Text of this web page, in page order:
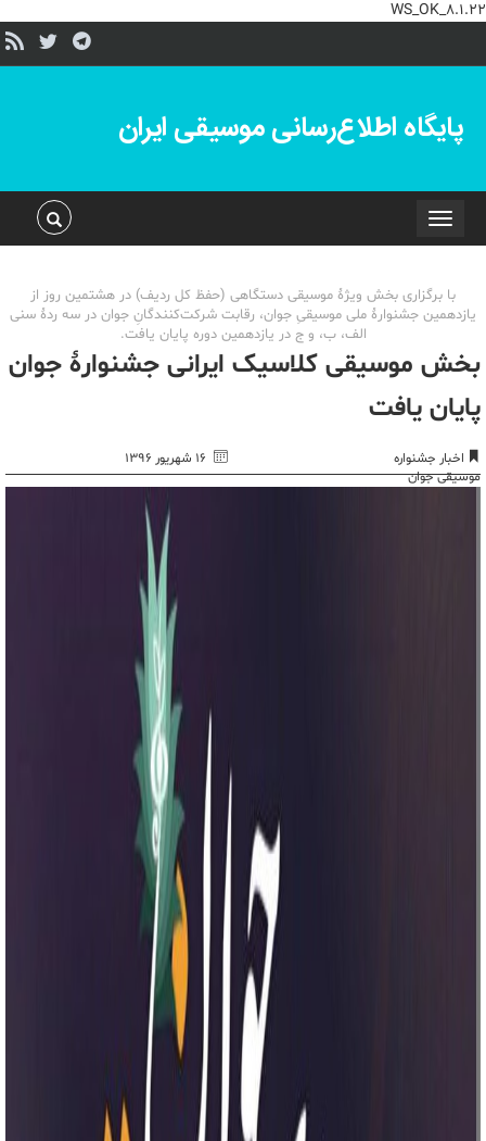
WS_OK_8.1.22
پایگاه اطلاع‌رسانی موسیقی ایران
Toggle
navigation
با برگزاری بخش ویژۀ موسیقی دستگاهی (حفظ کل ردیف) در هشتمین روز از
یازدهمین جشنوارۀ ملی موسیقیِ جوان، رقابت شرکت‌کنندگانِ جوان در سه ردۀ سنی
الف، ب، و ج در یازدهمین دوره پایان یافت.
بخش موسیقی کلاسیک ایرانی جشنوارۀ جوان
پایان یافت
اخبار جشنواره
موسیقی جوان
۱۶ شهریور ۱۳۹۶